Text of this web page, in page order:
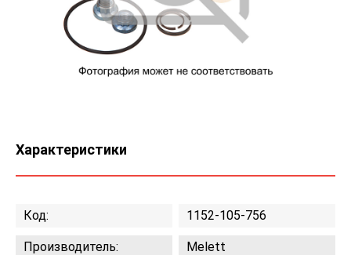
Характеристики
Код: 1152-105-756
Производитель: Melett